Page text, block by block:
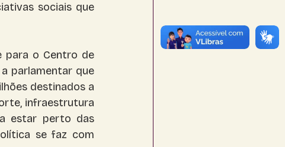
sociais que
para o Centro de
parlamentar que
destinados a
infraestrutura
estar perto das
se faz com